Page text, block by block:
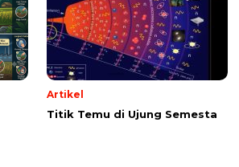
Artikel
Titik Temu di Ujung Semesta